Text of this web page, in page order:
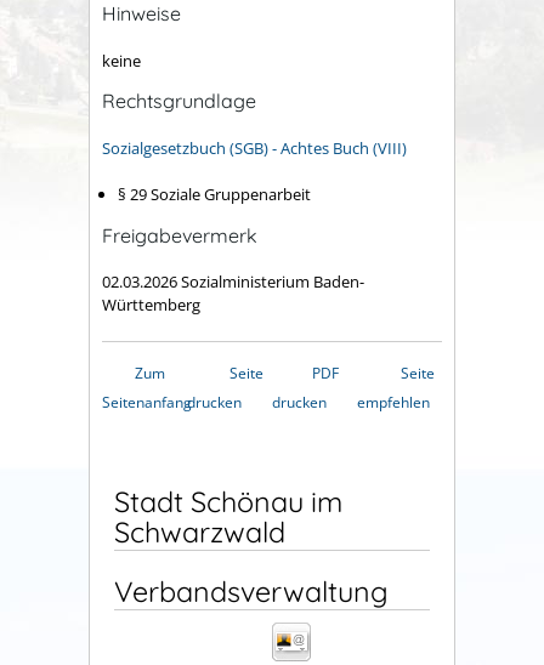
Hinweise
keine
Rechtsgrundlage
Sozialgesetzbuch (SGB) - Achtes Buch (VIII)
§ 29Soziale Gruppenarbeit
Freigabevermerk
02.03.2026 Sozialministerium Baden-
Württemberg
Zum
Seitenanfang
Seite
drucken
PDF
drucken
Seite
empfehlen
Stadt Schönau im
Schwarzwald
Verbandsverwaltung